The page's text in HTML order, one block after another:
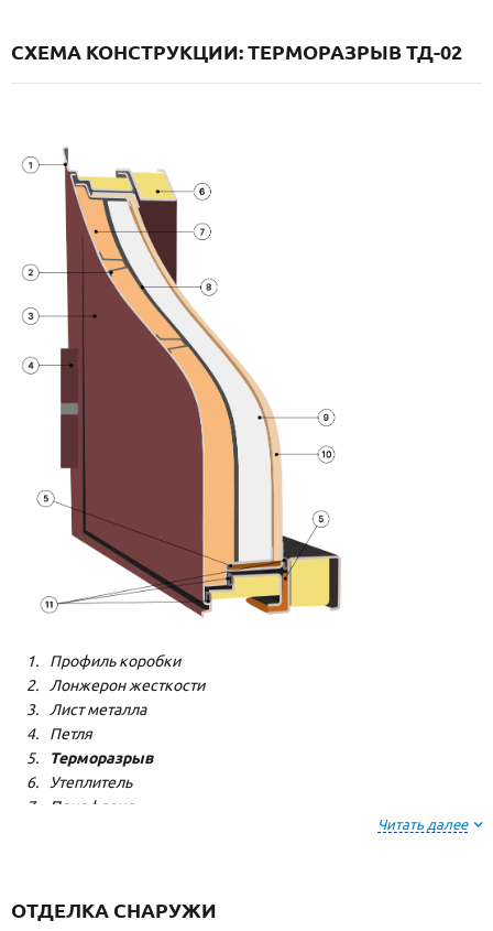
СХЕМА КОНСТРУКЦИИ: ТЕРМОРАЗРЫВ ТД-02
Профиль коробки
Лонжерон жесткости
Лист металла
Петля
Терморазрыв
Утеплитель
Пенофлекс
Резиновый уплотнитель
Читать далее
ОТДЕЛКА СНАРУЖИ